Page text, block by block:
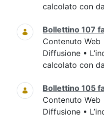
calcolato con
Bollettino 107
Contenuto Web
Diffusione •
calcolato con
Bollettino 105
Contenuto Web
Diffusione •